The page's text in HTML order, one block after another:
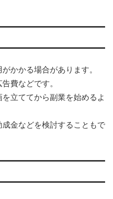
かかる場合があります。
費などです。
立ててから副業を始めるよ
金などを検討することもで